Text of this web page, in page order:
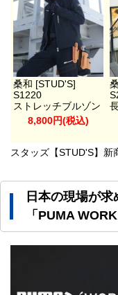
桑和 [STUD'S]
S1220
ストレッチブルゾン
8,800円(税込)
スタッズ【STUD'S】新
日本の現場が
「PUMA